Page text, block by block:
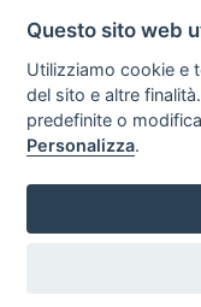
©Sviluppo
via A. Costa, 2 - 63822
Questo sito web
Utilizziamo cookie e
del sito e altre
predefinite o
Personalizza.